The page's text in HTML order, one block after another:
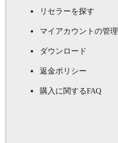
リセラーを探す
マイアカウントの管理
ダウンロード
返金ポリシー
購入に関するFAQ